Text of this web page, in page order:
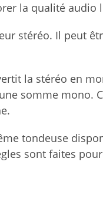
la qualité
stéréo. Il peut
la stéréo en
somme mono.
tondeuse
sont faites